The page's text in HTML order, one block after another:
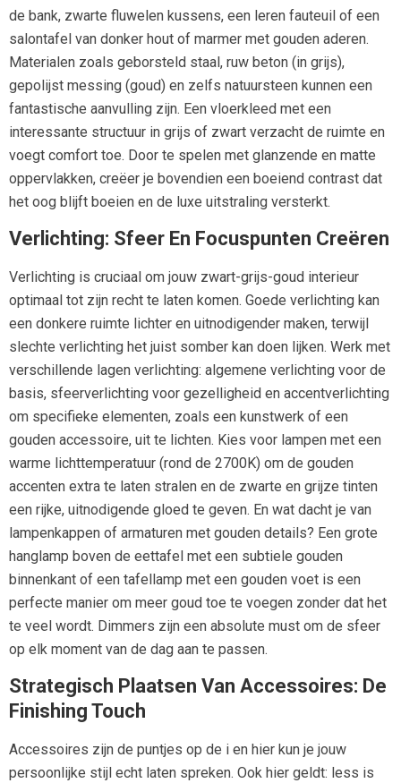
de bank, zwarte fluwelen kussens, een leren fauteuil of een
salontafel van donker hout of marmer met gouden aderen.
Materialen zoals geborsteld staal, ruw beton (in grijs),
gepolijst messing (goud) en zelfs natuursteen kunnen een
fantastische aanvulling zijn. Een vloerkleed met een
interessante structuur in grijs of zwart verzacht de ruimte en
voegt comfort toe. Door te spelen met glanzende en matte
oppervlakken, creëer je bovendien een boeiend contrast dat
het oog blijft boeien en de luxe uitstraling versterkt.
Verlichting: Sfeer En Focuspunten Creëren
Verlichting is cruciaal om jouw zwart-grijs-goud interieur
optimaal tot zijn recht te laten komen. Goede verlichting kan
een donkere ruimte lichter en uitnodigender maken, terwijl
slechte verlichting het juist somber kan doen lijken. Werk met
verschillende lagen verlichting: algemene verlichting voor de
basis, sfeerverlichting voor gezelligheid en accentverlichting
om specifieke elementen, zoals een kunstwerk of een
gouden accessoire, uit te lichten. Kies voor lampen met een
warme lichttemperatuur (rond de 2700K) om de gouden
accenten extra te laten stralen en de zwarte en grijze tinten
een rijke, uitnodigende gloed te geven. En wat dacht je van
lampenkappen of armaturen met gouden details? Een grote
hanglamp boven de eettafel met een subtiele gouden
binnenkant of een tafellamp met een gouden voet is een
perfecte manier om meer goud toe te voegen zonder dat het
te veel wordt. Dimmers zijn een absolute must om de sfeer
op elk moment van de dag aan te passen.
Strategisch Plaatsen Van Accessoires: De
Finishing Touch
Accessoires zijn de puntjes op de i en hier kun je jouw
persoonlijke stijl echt laten spreken. Ook hier geldt: less is